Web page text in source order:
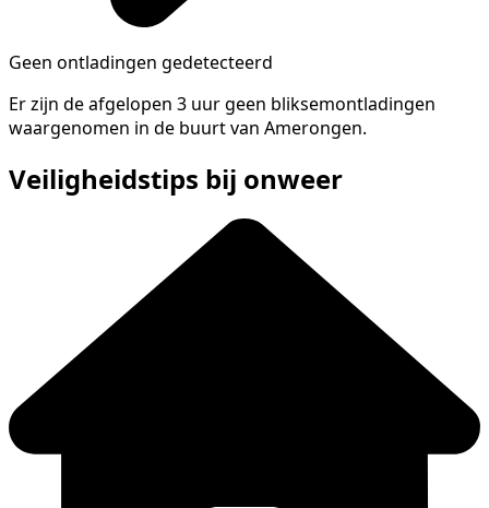
Geen ontladingen gedetecteerd
Er zijn de afgelopen 3 uur geen bliksemontladingen
waargenomen in de buurt van Amerongen.
Veiligheidstips bij onweer